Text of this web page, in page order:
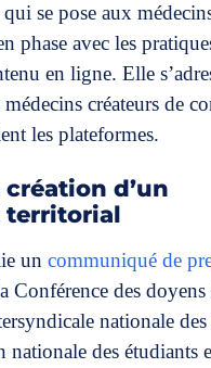
se pose aux
phase avec les
en ligne. Elle
médecins créateurs de
les plateformes.
d’un
territorial
un communiqué de
Conférence des doyens
nationale
nationale des étudiants